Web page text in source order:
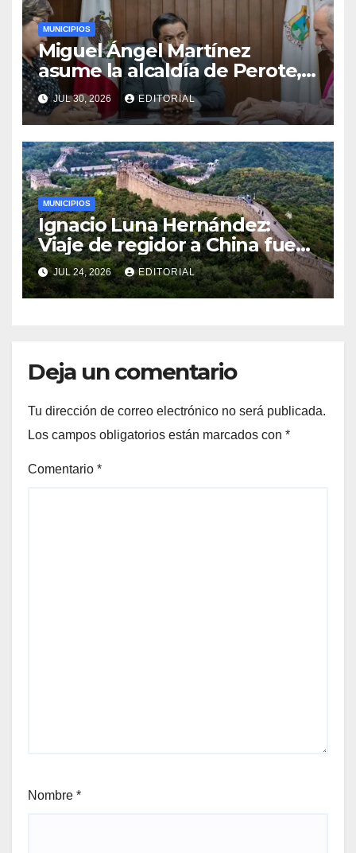
MUNICIPIOS
Miguel Ángel Martínez
asume la alcaldía de Perote,
Veracruz
JUL 30, 2026 EDITORIAL
MUNICIPIOS
Ignacio Luna Hernández:
Viaje de regidor a China fue
por invitación y sin costo
municipal.
JUL 24, 2026 EDITORIAL
Deja un comentario
Tu dirección de correo electrónico no será publicada.
Los campos obligatorios están marcados con *
Comentario *
Nombre *